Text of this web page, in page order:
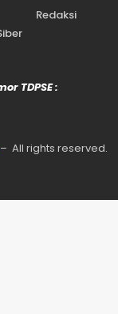
Redaksi
TDPSE :
– All rights reserved.